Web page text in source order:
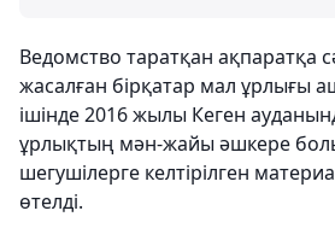
Ведомство таратқан ақпаратқа
жасалған бірқатар мал ұрлығы
ішінде 2016 жылы Кеген
ұрлықтың мән-жайы әшкере
шегушілерге келтірілген
өтелді.